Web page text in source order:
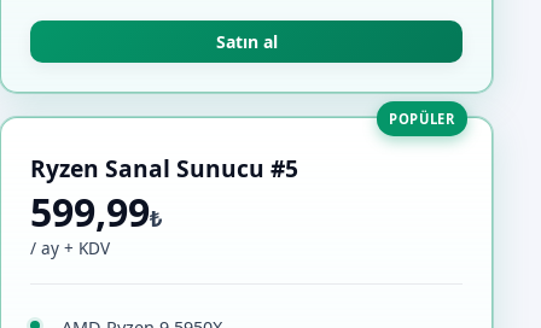
Satın al
POPÜLER
Ryzen Sanal Sunucu #5
599,99₺
/ ay + KDV